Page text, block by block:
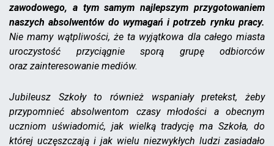
zawodowego, a tym samym najlepszym przygotowaniem
naszych absolwentów do wymagań i potrzeb rynku pracy.
Nie mamy wątpliwości, że ta wyjątkowa dla całego miasta
uroczystość przyciągnie sporą grupę odbiorców
oraz zainteresowanie mediów.
Jubileusz Szkoły to również wspaniały pretekst, żeby
przypomnieć absolwentom czasy młodości a obecnym
uczniom uświadomić, jak wielką tradycję ma Szkoła, do
której uczęszczają i jak wielu niezwykłych ludzi zasiadało